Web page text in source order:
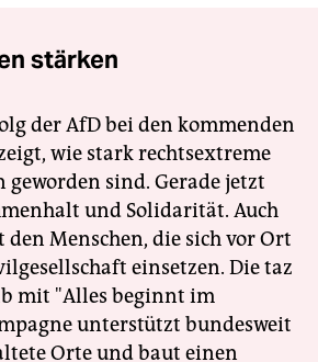
stärken
der AfD bei den kommenden
wie stark rechtsextreme
sind. Gerade jetzt
und Solidarität. Auch
Menschen, die sich vor Ort
einsetzen. Die taz
mit "Alles beginnt im
unterstützt bundesweit
Orte und baut einen